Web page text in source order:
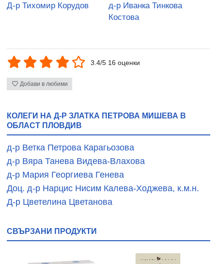
Д-р Тихомир Корудов
д-р Иванка Тинкова
Костова
3.4/5 16 оценки
Добави в любими
КОЛЕГИ НА Д-Р ЗЛАТКА ПЕТРОВА МИШЕВА В
ОБЛАСТ ПЛОВДИВ
д-р Ветка Петрова Карагьозова
д-р Вяра Танева Видева-Влахова
д-р Мария Георгиева Генева
Доц. д-р Нарцис Нисим Калева-Ходжева, к.м.н.
Д-р Цветелина Цветанова
СВЪРЗАНИ ПРОДУКТИ